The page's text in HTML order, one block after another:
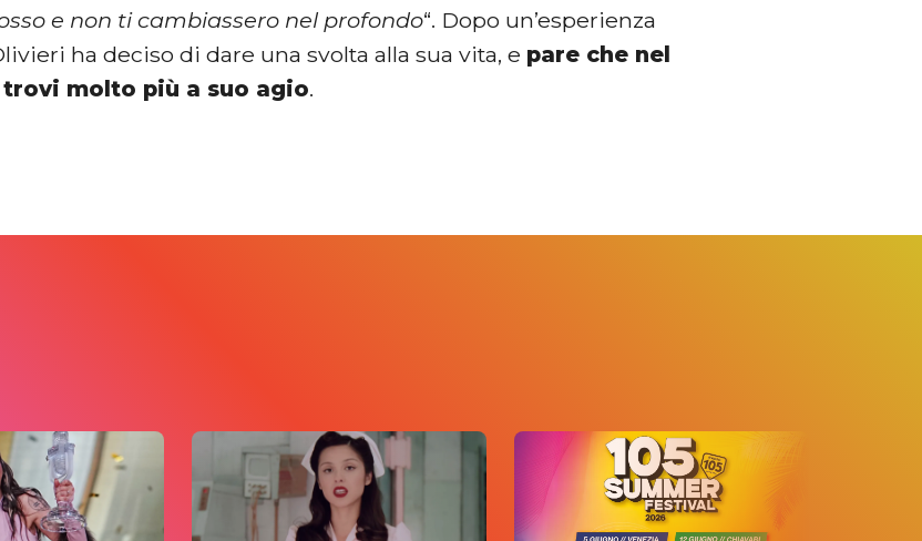
e non ti cambiassero nel profondo“. Dopo un’esperienza
ha deciso di dare una svolta alla sua vita, e pare che nel
molto più a suo agio.